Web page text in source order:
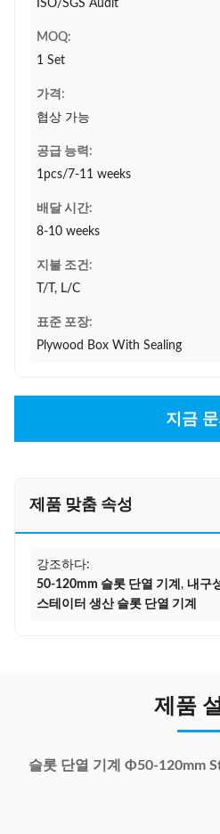
ISO/SGS Audit
MOQ:
1 Set
가격:
협상 가능
공급 능력:
1pcs/7-11 weeks
배달 시간:
8-10 weeks
지불 조건:
T/T, L/C
표준 포장:
Plywood Box With Sealing
지금 문
제품 맞춤 속성
강조하다:
50-120mm 슬롯 단열 기계 , 내구
스테이터 생산 슬롯 단열 기계
제품
슬롯 단열 기계 Φ50-120mm